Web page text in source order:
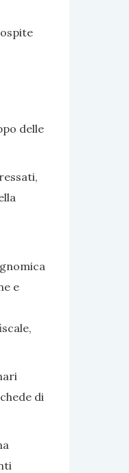
delle
e
di